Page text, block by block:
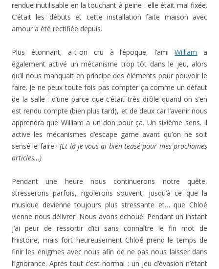
rendue inutilisable en la touchant à peine : elle était mal fixée.
C’était les débuts et cette installation faite maison avec
amour a été rectifiée depuis.
Plus étonnant, a-t-on cru à l’époque, l’amiWilliam a
également activé un mécanisme trop tôt dans le jeu, alors
qu’il nous manquait en principe des éléments pour pouvoir le
faire. Je ne peux toute fois pas compter ça comme un défaut
de la salle : d’une parce que c’était très drôle quand on s’en
est rendu compte (bien plus tard), et de deux car l’avenir nous
apprendra que William a un don pour ça. Un sixième sens. Il
active les mécanismes d’escape game avant qu’on ne soit
sensé le faire ! (Et là je vous ai bien teasé pour mes prochaines
articles…)
Pendant une heure nous continuerons notre quête,
stresserons parfois, rigolerons souvent, jusqu’à ce que la
musique devienne toujours plus stressante et… que Chloé
vienne nous délivrer. Nous avons échoué. Pendant un instant
j’ai peur de ressortir d’ici sans connaître le fin mot de
l’histoire, mais fort heureusement Chloé prend le temps de
finir les énigmes avec nous afin de ne pas nous laisser dans
l’ignorance. Après tout c’est normal : un jeu d’évasion n’étant